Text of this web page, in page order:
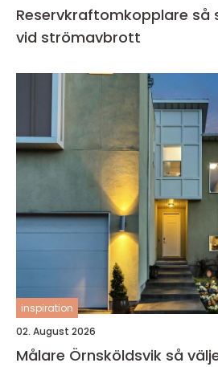
Reservkraftomkopplare så skapas trygg el
vid strömavbrott
inspiration
02. August 2026
Målare Örnsköldsvik så väljer du rätt